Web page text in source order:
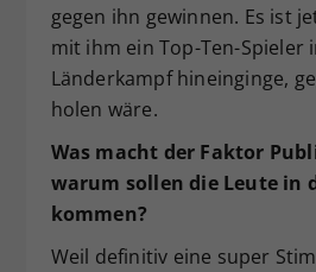
gegen ihn gewinnen. Es ist
mit ihm ein Top-Ten-Spieler
Länderkampf hineinginge,
holen wäre.
Was macht der Faktor
warum sollen die Leute in
kommen?
Weil definitiv eine super